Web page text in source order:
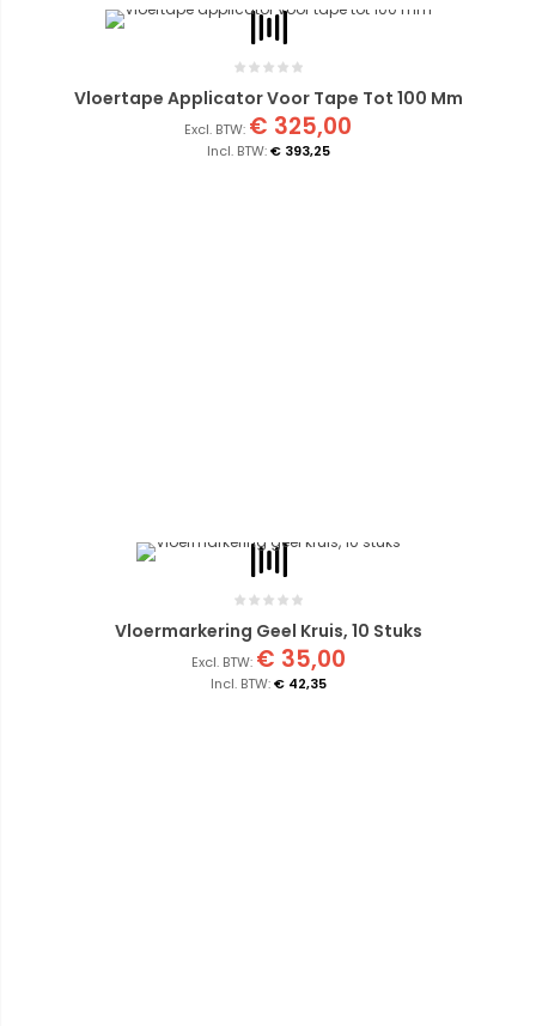
Vloertape Applicator Voor Tape Tot 100 Mm
€ 393,25
€ 325,00
Vloermarkering Geel Kruis, 10 Stuks
€ 42,35
€ 35,00